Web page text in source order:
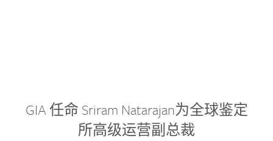
GIA 任命 Sriram Natarajan为全球鉴定
所高级运营副总裁